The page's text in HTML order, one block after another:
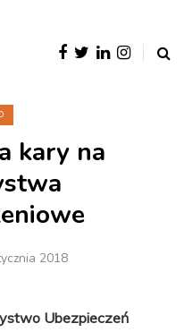
kary na
2018
Ubezpieczeń